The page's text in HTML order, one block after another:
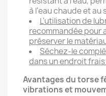
à l'eau chaude et au
L'utilisation de
recommandée pour
préserver le
Séchez-le
dans un endroit
Avantages du torse
vibrations et